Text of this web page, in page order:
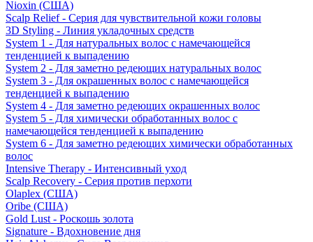
Nioxin (США)
Scalp Relief - Серия для чувствительной кожи головы
3D Styling - Линия укладочных средств
System 1 - Для натуральных волос с намечающейся
тенденцией к выпадению
System 2 - Для заметно редеющих натуральных волос
System 3 - Для окрашенных волос с намечающейся
тенденцией к выпадению
System 4 - Для заметно редеющих окрашенных волос
System 5 - Для химически обработанных волос с
намечающейся тенденцией к выпадению
System 6 - Для заметно редеющих химически обработанных
волос
Intensive Therapy - Интенсивный уход
Scalp Recovery - Серия против перхоти
Olaplex (США)
Oribe (США)
Gold Lust - Роскошь золота
Signature - Вдохновение дня